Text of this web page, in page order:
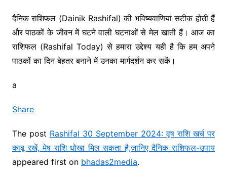
दैनिक राशिफल (Dainik Rashifal) की भविष्यवाणियां सटीक होती हैं
और पाठकों के जीवन में घटने वाली घटनाओं से मेल खाती हैं। आज का
राशिफल (Rashifal Today) से हमारा उद्देश्य यही है कि हम अपने
पाठकों का दिन बेहतर बनाने में उनका मार्गदर्शन कर सकें।
a
Share
The post Rashifal 30 September 2024: वृष राशि खर्च पर
काबू रखें, मेष राशि धोखा मिल सकता है,जानिए दैनिक राशिफल-उपाय
appeared first on bhadas2media.